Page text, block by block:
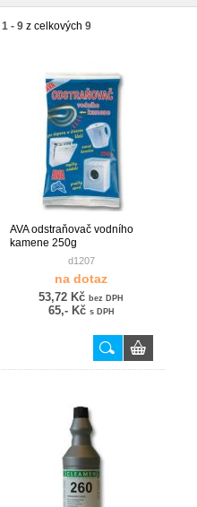
1 - 9 z celkových 9
AVA odstraňovač vodního
kamene 250g
d1207
na dotaz
53,72 Kč bez DPH
65,- Kč s DPH